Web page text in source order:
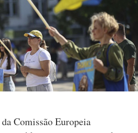
Comissão Europeia